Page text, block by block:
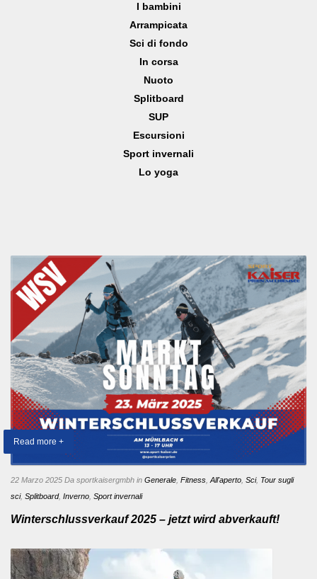
I bambini
Arrampicata
Sci di fondo
In corsa
Nuoto
Splitboard
SUP
Escursioni
Sport invernali
Lo yoga
Read more +
22 Marzo 2025 Da sportkaisergmbh in Generale Fitness All'aperto Sci, Tour sugli
sci, Splitboard, Inverno Sport invernali
Winterschlussverkauf 2025 – jetzt wird abverkauft!